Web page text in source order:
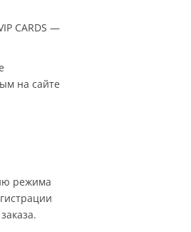
CARDS —
на сайте
режима